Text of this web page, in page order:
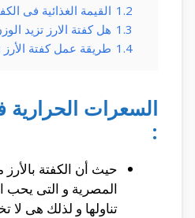
1.2 القيمة الغذائية فى
1.3 هل كفتة الارز تزيد
1.4 طريقة عمل كفتة الأرز
السعرات الحرارية
:
حيث أن الكفتة
المصرية و التى يحب
تناولها و لذلك هى لا